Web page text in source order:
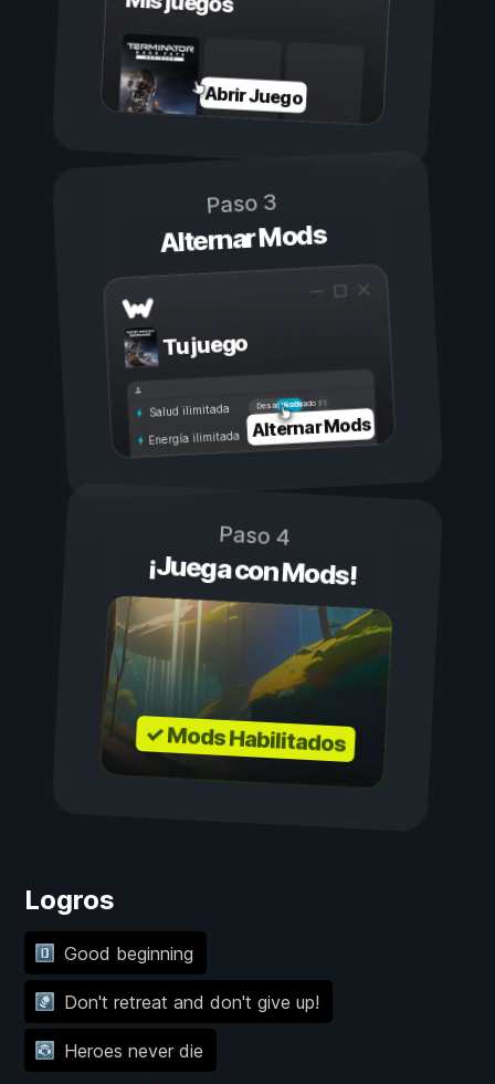
Abrir Juego
Paso 3
Alternar Mods
Tu juego
Activado
Desactivado
Salud ilimitada
Energía ilimitada Alternar Mods
Paso 4
¡Juega con Mods!
✓ Mods Habilitados
Logros
Good beginning
Don't retreat and don't give up!
Heroes never die